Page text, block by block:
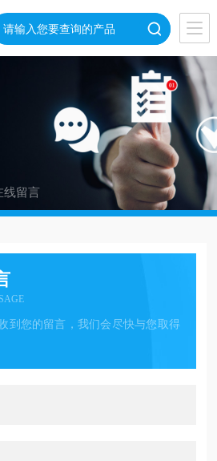
线留言
到您的留言，我们会尽快与您取得